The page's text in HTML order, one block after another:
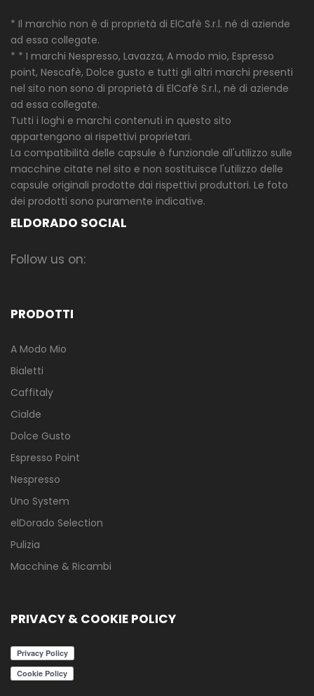
* Il marchio non è di proprietà di ElCafè S.r.l. né di aziende
ad essa collegate.
* * I marchi Nespresso, Lavazza, A modo mio, Espresso
point, Nescafè, Dolce gusto e tutti gli altri marchi presenti
nel sito non sono di proprietà di ElCafè S.r.l., nè di aziende
ad essa collegate.
Tutti i loghi e marchi contenuti in questo sito
appartengono ai rispettivi proprietari.
La compatibilità delle capsule è funzionale all'utilizzo sulle
macchine citate nel sito e non sostituisce l'utilizzo delle
capsule originali prodotte dai rispettivi produttori. Le foto
dei prodotti sono puramente indicative.
ELDORADO SOCIAL
Follow us on:
PRODOTTI
A Modo Mio
Bialetti
Caffitaly
Cialde
Dolce Gusto
Espresso Point
Nespresso
Uno System
elDorado Selection
Pulizia
Macchine & Ricambi
PRIVACY & COOKIE POLICY